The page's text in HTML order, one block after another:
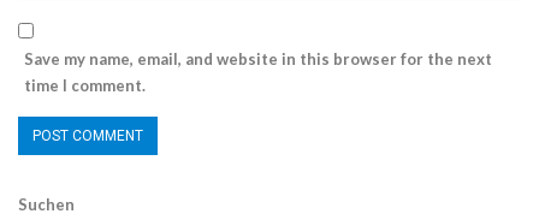
Save my name, email, and website in this browser for the next
time I comment.
Suchen